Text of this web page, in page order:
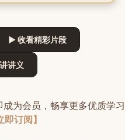
▶ 收看精彩片段
讲义
为会员，畅享更多优质学习
即订阅】